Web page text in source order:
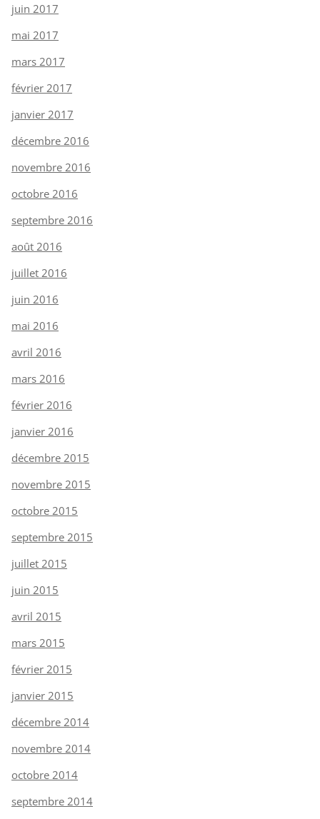
juin 2017
mai 2017
mars 2017
février 2017
janvier 2017
décembre 2016
novembre 2016
octobre 2016
septembre 2016
août 2016
juillet 2016
juin 2016
mai 2016
avril 2016
mars 2016
février 2016
janvier 2016
décembre 2015
novembre 2015
octobre 2015
septembre 2015
juillet 2015
juin 2015
avril 2015
mars 2015
février 2015
janvier 2015
décembre 2014
novembre 2014
octobre 2014
septembre 2014